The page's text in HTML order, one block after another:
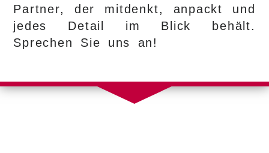
Partner, der mitdenkt, anpackt und
jedes Detail im Blick behält.
Sprechen Sie uns an!